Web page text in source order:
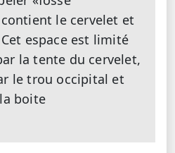
le cervelet et
espace est limité
la tente du cervelet,
le trou occipital et
boite